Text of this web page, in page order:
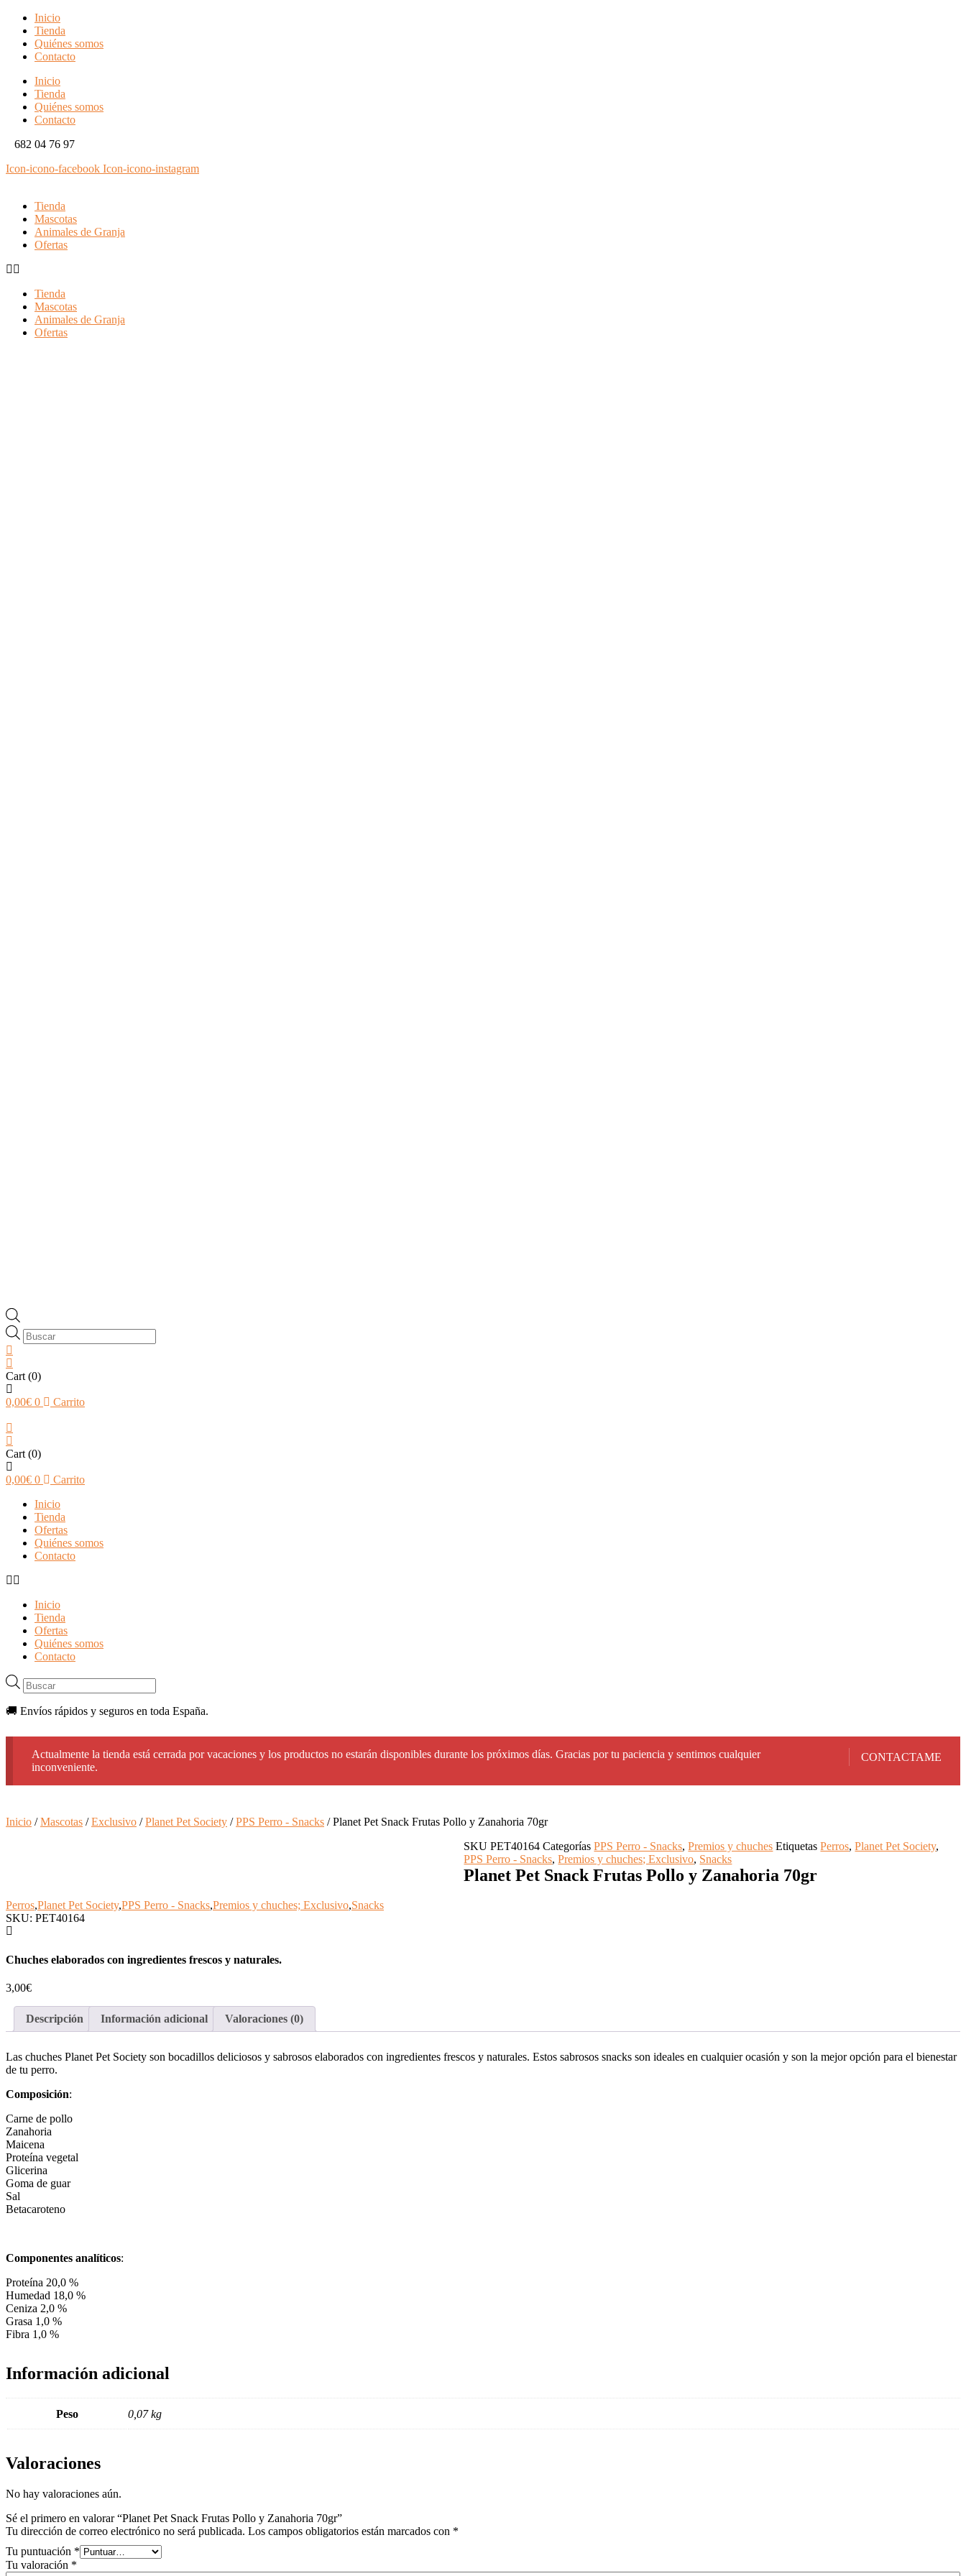
Inicio
Tienda
Quiénes somos
Contacto
Inicio
Tienda
Quiénes somos
Contacto
682 04 76 97
Icon-icono-facebook Icon-icono-instagram
Tienda
Mascotas
Animales de Granja
Ofertas
Tienda
Mascotas
Animales de Granja
Ofertas
Búsqueda
de
Cart (0)
0,00€ 0 Carrito
Cart (0)
0,00€ 0
Carrito
Inicio
Tienda
Ofertas
Quiénes somos
Contacto
Inicio
Tienda
Ofertas
Quiénes somos
Contacto
Búsqueda
de
productos
🚚 Envíos rápidos y seguros en toda España.
CONTACTAME
Actualmente la tienda está cerrada por vacaciones y los productos no estarán disponibles durante los próximos días. Gracias por tu paciencia y sentimos cualquier
inconveniente.
Inicio /Mascotas /Exclusivo /Planet Pet Society /PPS Perro - Snacks / Planet Pet Snack Frutas Pollo y Zanahoria 70gr
SKUPET40164Categorías PPS Perro - Snacks,Premios y chuches Etiquetas Perros,Planet Pet Society,
PPS Perro - Snacks,Premios y chuches; Exclusivo, Snacks
Planet Pet Snack Frutas Pollo y Zanahoria 70gr
Perros,Planet Pet Society,PPS Perro - Snacks,Premios y chuches; Exclusivo,Snacks
SKU: PET40164
Chuches elaborados con ingredientes frescos y naturales.
3,00€
Descripción Información adicional Valoraciones (0)
Las chuches Planet Pet Society son bocadillos deliciosos y sabrosos elaborados con ingredientes frescos y naturales. Estos sabrosos snacks son ideales en cualquier ocasión y son la mejor opción para el bienestar
de tu perro.
Composición:
Carne de pollo
Zanahoria
Maicena
Proteína vegetal
Glicerina
Goma de guar
Sal
Betacaroteno
Componentes analíticos:
Proteína 20,0 %
Humedad 18,0 %
Ceniza 2,0 %
Grasa 1,0 %
Fibra 1,0 %
Información adicional
Peso 0,07 kg
Valoraciones
No hay valoraciones aún.
Sé el primero en valorar “Planet Pet Snack Frutas Pollo y Zanahoria 70gr”
Tu dirección de correo electrónico no será publicada. Los campos obligatorios están marcados con *
Tu puntuación *
Tu valoración *